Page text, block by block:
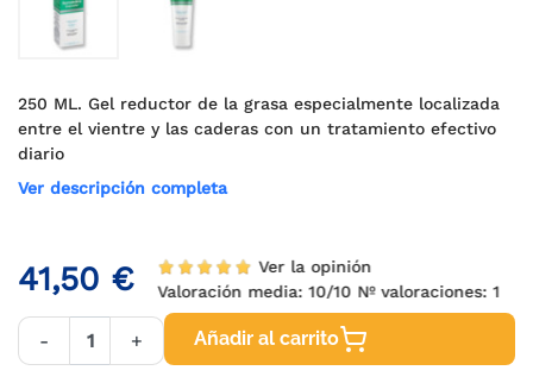
250 ML. Gel reductor de la grasa especialmente localizada
entre el vientre y las caderas con un tratamiento efectivo
diario
Ver descripción completa
41,50 €
Ver la opinión
Valoración media: 10/10 Nº valoraciones: 1
- + Añadir al carrito